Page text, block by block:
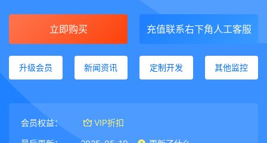
立即购买 充值联系右下角人工客服
升级会员 新闻资讯 定制开发 其他监控
会员权益： VIP折扣